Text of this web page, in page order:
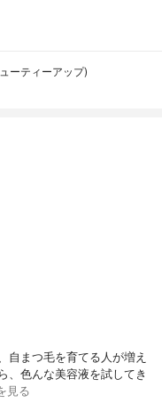
ーティーアップ)
自まつ毛を育てる人が増え
、色んな美容液を試してき
見る